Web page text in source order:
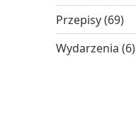
Przepisy(69)
Wydarzenia (6)